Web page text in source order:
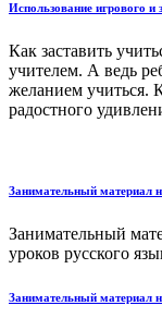
Использование игрового и
Как заставить
учителем. А ведь
желанием учиться.
радостного
Занимательный материал
Занимательный
уроков русского
Занимательный материал